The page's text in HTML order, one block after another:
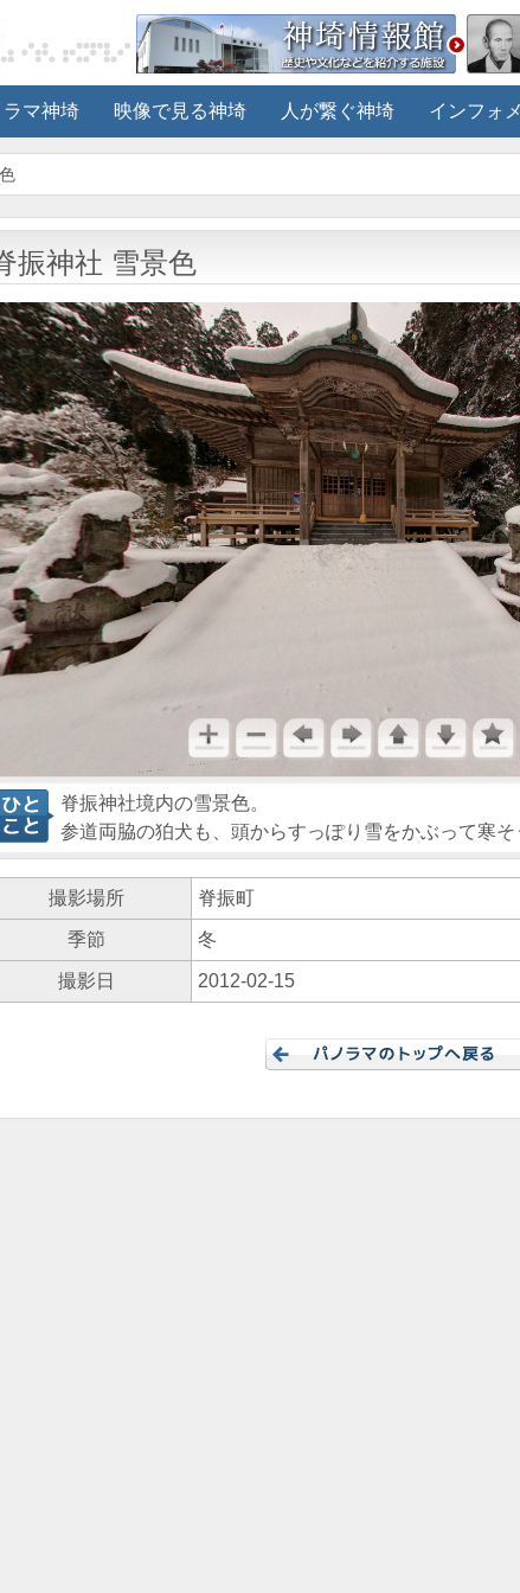
マ神埼 映像で見る神埼 人が繋ぐ神埼 インフォ
振神社 雪景色
脊振神社境内の雪景色。
参道両脇の狛犬も、頭からすっぽり雪をかぶって寒そ
撮影場所 脊振町
季節 冬
撮影日 2012-02-15